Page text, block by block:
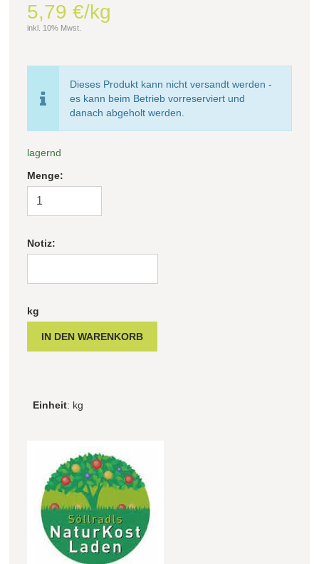
5,79 €/kg
inkl. 10% Mwst.
Dieses Produkt kann nicht versandt werden -
es kann beim Betrieb vorreserviert und
danach abgeholt werden.
lagernd
Menge:
Notiz:
kg
Einheit: kg